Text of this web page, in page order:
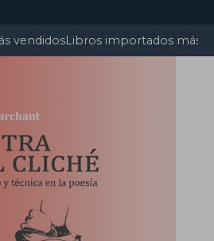
vendidosLibros importados más